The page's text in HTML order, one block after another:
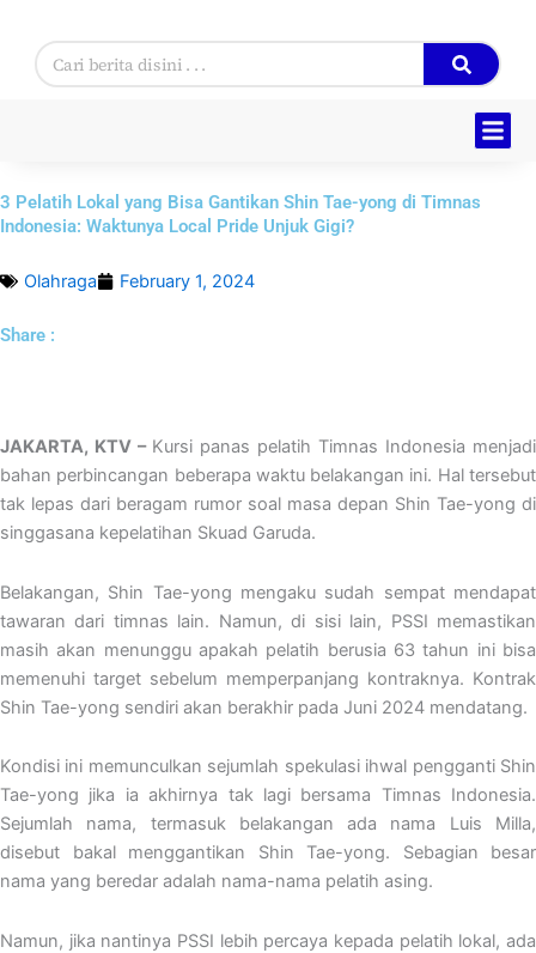
content
Search
3 Pelatih Lokal yang Bisa Gantikan Shin Tae-yong di Timnas
Indonesia: Waktunya Local Pride Unjuk Gigi?
Olahraga February 1, 2024
Share :
JAKARTA, KTV – Kursi panas pelatih Timnas Indonesia menjadi
bahan perbincangan beberapa waktu belakangan ini. Hal tersebut
tak lepas dari beragam rumor soal masa depan Shin Tae-yong di
singgasana kepelatihan Skuad Garuda.
Belakangan, Shin Tae-yong mengaku sudah sempat mendapat
tawaran dari timnas lain. Namun, di sisi lain, PSSI memastikan
masih akan menunggu apakah pelatih berusia 63 tahun ini bisa
memenuhi target sebelum memperpanjang kontraknya. Kontrak
Shin Tae-yong sendiri akan berakhir pada Juni 2024 mendatang.
Kondisi ini memunculkan sejumlah spekulasi ihwal pengganti Shin
Tae-yong jika ia akhirnya tak lagi bersama Timnas Indonesia.
Sejumlah nama, termasuk belakangan ada nama Luis Milla,
disebut bakal menggantikan Shin Tae-yong. Sebagian besar
nama yang beredar adalah nama-nama pelatih asing.
Namun, jika nantinya PSSI lebih percaya kepada pelatih lokal, ada